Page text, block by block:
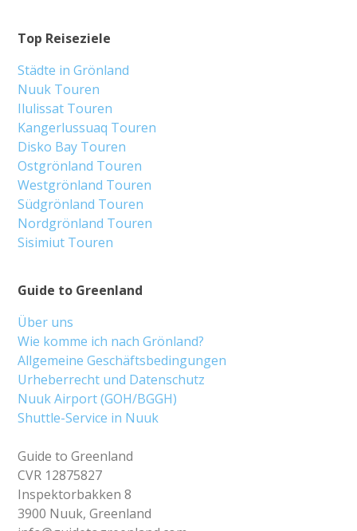
Guide to Greenland
Über uns
Wie komme ich nach Grönland?
Allgemeine Geschäftsbedingungen
Urheberrecht und Datenschutz
Nuuk Airport (GOH/BGGH)
Shuttle-Service in Nuuk
Guide to Greenland
CVR 12875827
Inspektorbakken 8
3900 Nuuk, Greenland
Top Reiseziele
Städte in Grönland
Nuuk Touren
Ilulissat Touren
Kangerlussuaq Touren
Disko Bay Touren
Ostgrönland Touren
Westgrönland Touren
Südgrönland Touren
Nordgrönland Touren
Sisimiut Touren